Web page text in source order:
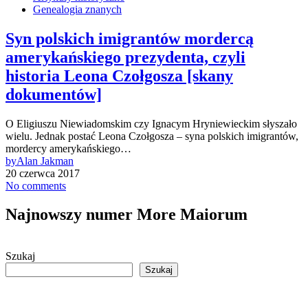
Genealogia znanych
Syn polskich imigrantów mordercą
amerykańskiego prezydenta, czyli
historia Leona Czołgosza [skany
dokumentów]
O Eligiuszu Niewiadomskim czy Ignacym Hryniewieckim słyszało
wielu. Jednak postać Leona Czołgosza – syna polskich imigrantów,
mordercy amerykańskiego…
byAlan Jakman
20 czerwca 2017
No comments
Najnowszy numer More Maiorum
Szukaj
Szukaj